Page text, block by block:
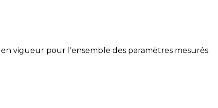
vigueur pour l'ensemble des paramètres mesurés.